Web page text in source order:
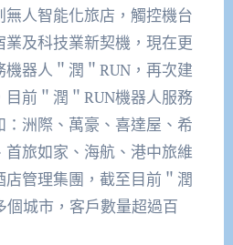
人智能化旅店，觸控機台
及科技業新契機，現在更
器人＂潤＂RUN，再次建
前＂潤＂RUN機器人服務
洲際、萬豪、喜達屋、希
旅如家、海航、港中旅維
管理集團，截至目前＂潤
個城市，客戶數量超過百